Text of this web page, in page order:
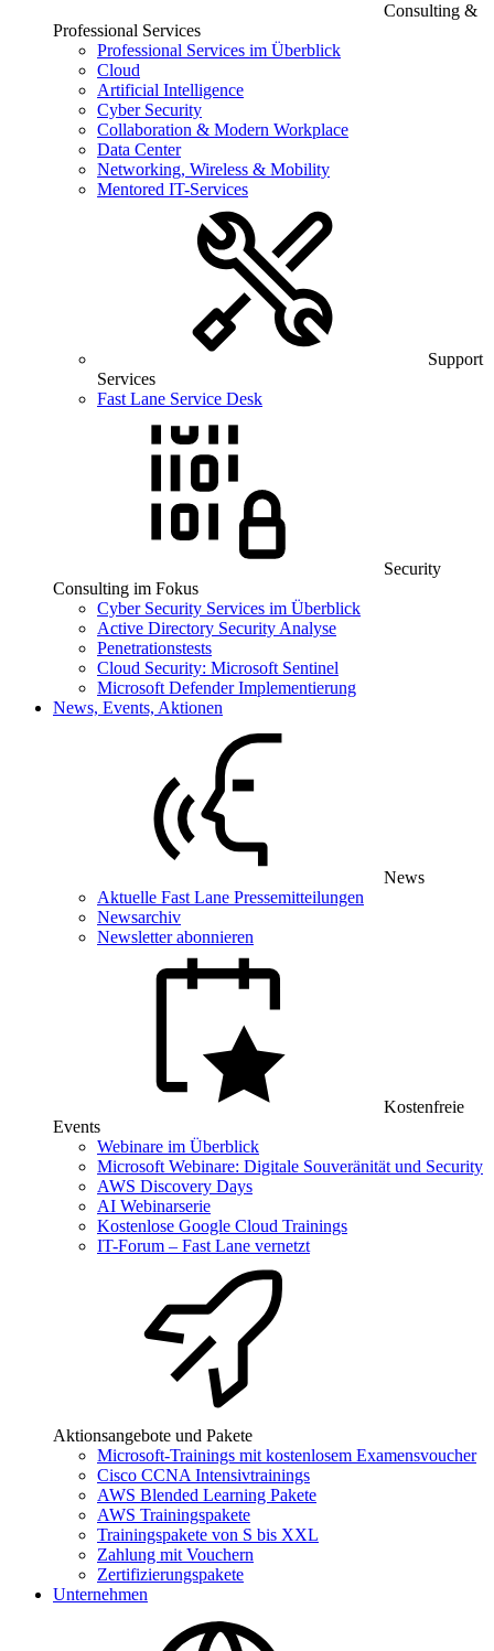
Consulting &
Professional Services
Professional Services im Überblick
Cloud
Artificial Intelligence
Cyber Security
Collaboration & Modern Workplace
Data Center
Networking, Wireless & Mobility
Mentored IT-Services
Support
Services
Fast Lane Service Desk
Security
Consulting im Fokus
Cyber Security Services im Überblick
Active Directory Security Analyse
Penetrationstests
Cloud Security: Microsoft Sentinel
Microsoft Defender Implementierung
News, Events, Aktionen
News
Aktuelle Fast Lane Pressemitteilungen
Newsarchiv
Newsletter abonnieren
Kostenfreie
Events
Webinare im Überblick
Microsoft Webinare: Digitale Souveränität und Security
AWS Discovery Days
AI Webinarserie
Kostenlose Google Cloud Trainings
IT-Forum – Fast Lane vernetzt
Aktionsangebote und Pakete
Microsoft-Trainings mit kostenlosem Examensvoucher
Cisco CCNA Intensivtrainings
AWS Blended Learning Pakete
AWS Trainingspakete
Trainingspakete von S bis XXL
Zahlung mit Vouchern
Zertifizierungspakete
Unternehmen